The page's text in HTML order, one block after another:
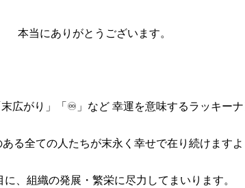
⁡ 本当にありがとうございます。
広がり」「♾️」など 幸運を意味するラッキーナ
る全ての人たちが末永く幸せで在り続けますよ
、組織の発展・繁栄に尽力してまいります。